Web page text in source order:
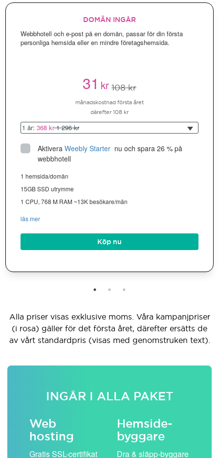
DOMÄN INGÅR
Webbhotell och e-post på en domän, passar för din första
personliga hemsida eller en mindre företagshemsida.
31kr 108 kr
månadskostnad första året
därefter 108 kr
1 år: 368 kr1 296 kr
Aktivera Weebly Starter nu och spara 26 % på
webbhotell
1 hemsida/domän
15GB SSD utrymme
1 CPU, 768 M RAM ~13K besökare/mån
läs mer
Köp nu
Alla priser visas exklusive moms. Våra kampanjpriser
(i rosa) gäller för det första året, därefter ersätts de
av vårt standardpris (visas med genomstruken text).
INGÅR I ALLA PAKET
Web
hosting
Gratis SSL-certifikat
Hemside­
byggare
Dra & släpp-byggare